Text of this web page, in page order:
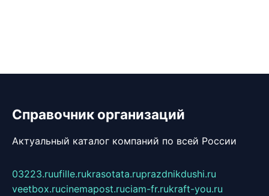
Справочник организаций
Актуальный каталог компаний по всей России
03223.ruufille.rukrasotata.ruprazdnikdushi.ru
veetbox.rucinemapost.ruciam-fr.rukraft-you.ru